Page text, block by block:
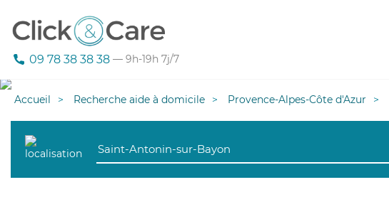
09 78 38 38 38 — 9h-19h 7j/7
Accueil Recherche aide à domicile Provence-Alpes-Côte d'Azur